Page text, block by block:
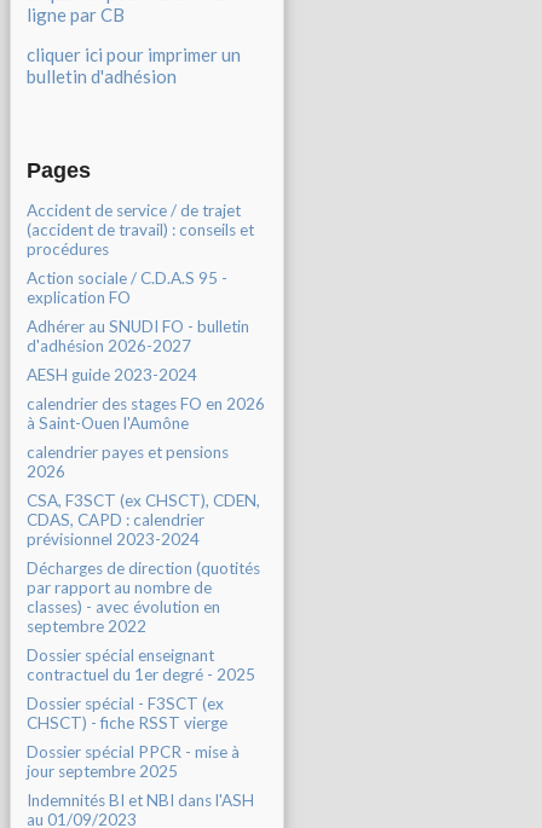
ligne par CB
cliquer ici pour imprimer un
bulletin d'adhésion
Pages
Accident de service / de trajet
(accident de travail) : conseils et
procédures
Action sociale / C.D.A.S 95 -
explication FO
Adhérer au SNUDI FO - bulletin
d'adhésion 2026-2027
AESH guide 2023-2024
calendrier des stages FO en 2026
à Saint-Ouen l'Aumône
calendrier payes et pensions
2026
CSA, F3SCT (ex CHSCT), CDEN,
CDAS, CAPD : calendrier
prévisionnel 2023-2024
Décharges de direction (quotités
par rapport au nombre de
classes) - avec évolution en
septembre 2022
Dossier spécial enseignant
contractuel du 1er degré - 2025
Dossier spécial - F3SCT (ex
CHSCT) - fiche RSST vierge
Dossier spécial PPCR - mise à
jour septembre 2025
Indemnités BI et NBI dans l'ASH
au 01/09/2023